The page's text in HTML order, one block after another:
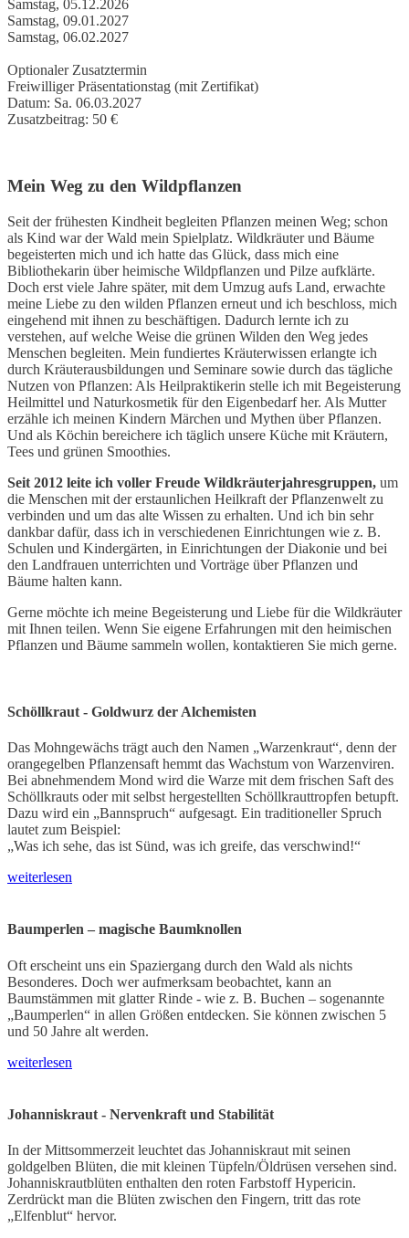
Samstag, 05.12.2026
Samstag, 09.01.2027
Samstag, 06.02.2027
Optionaler Zusatztermin
Freiwilliger Präsentationstag (mit Zertifikat)
Datum: Sa. 06.03.2027
Zusatzbeitrag: 50 €
Mein Weg zu den Wildpflanzen
Seit der frühesten Kindheit begleiten Pflanzen meinen Weg; schon
als Kind war der Wald mein Spielplatz. Wildkräuter und Bäume
begeisterten mich und ich hatte das Glück, dass mich eine
Bibliothekarin über heimische Wildpflanzen und Pilze aufklärte.
Doch erst viele Jahre später, mit dem Umzug aufs Land, erwachte
meine Liebe zu den wilden Pflanzen erneut und ich beschloss, mich
eingehend mit ihnen zu beschäftigen. Dadurch lernte ich zu
verstehen, auf welche Weise die grünen Wilden den Weg jedes
Menschen begleiten. Mein fundiertes Kräuterwissen erlangte ich
durch Kräuterausbildungen und Seminare sowie durch das tägliche
Nutzen von Pflanzen: Als Heilpraktikerin stelle ich mit Begeisterung
Heilmittel und Naturkosmetik für den Eigenbedarf her. Als Mutter
erzähle ich meinen Kindern Märchen und Mythen über Pflanzen.
Und als Köchin bereichere ich täglich unsere Küche mit Kräutern,
Tees und grünen Smoothies.
Seit 2012 leite ich voller Freude Wildkräuterjahresgruppen, um
die Menschen mit der erstaunlichen Heilkraft der Pflanzenwelt zu
verbinden und um das alte Wissen zu erhalten. Und ich bin sehr
dankbar dafür, dass ich in verschiedenen Einrichtungen wie z. B.
Schulen und Kindergärten, in Einrichtungen der Diakonie und bei
den Landfrauen unterrichten und Vorträge über Pflanzen und
Bäume halten kann.
Gerne möchte ich meine Begeisterung und Liebe für die Wildkräuter
mit Ihnen teilen. Wenn Sie eigene Erfahrungen mit den heimischen
Pflanzen und Bäume sammeln wollen, kontaktieren Sie mich gerne.
Schöllkraut - Goldwurz der Alchemisten
Das Mohngewächs trägt auch den Namen „Warzenkraut“, denn der
orangegelben Pflanzensaft hemmt das Wachstum von Warzenviren.
Bei abnehmendem Mond wird die Warze mit dem frischen Saft des
Schöllkrauts oder mit selbst hergestellten Schöllkrauttropfen betupft.
Dazu wird ein „Bannspruch“ aufgesagt. Ein traditioneller Spruch
lautet zum Beispiel:
„Was ich sehe, das ist Sünd, was ich greife, das verschwind!“
weiterlesen
Baumperlen – magische Baumknollen
Oft erscheint uns ein Spaziergang durch den Wald als nichts
Besonderes. Doch wer aufmerksam beobachtet, kann an
Baumstämmen mit glatter Rinde - wie z. B. Buchen – sogenannte
„Baumperlen“ in allen Größen entdecken. Sie können zwischen 5
und 50 Jahre alt werden.
weiterlesen
Johanniskraut - Nervenkraft und Stabilität
In der Mittsommerzeit leuchtet das Johanniskraut mit seinen
goldgelben Blüten, die mit kleinen Tüpfeln/Öldrüsen versehen sind.
Johanniskrautblüten enthalten den roten Farbstoff Hypericin.
Zerdrückt man die Blüten zwischen den Fingern, tritt das rote
„Elfenblut“ hervor.